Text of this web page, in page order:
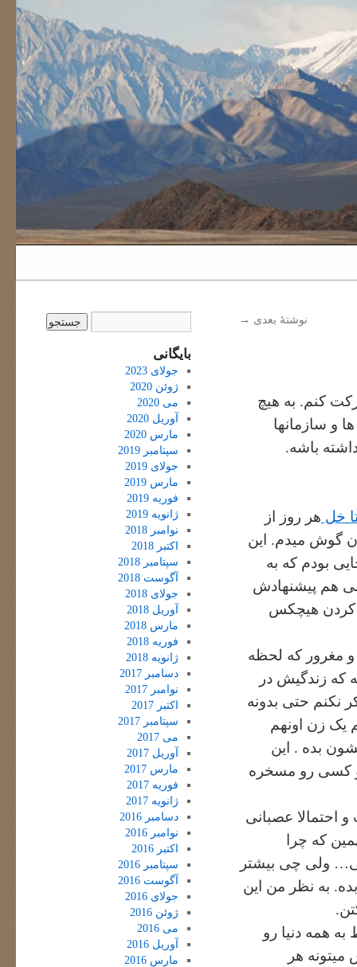
نوشتهٔ بعدی →
کنم. به هیچ
و سازمانها
باشه.
خل هر روز از
گوش میدم. این
بودم که به
هم پیشنهادش
کردن هیچکس
و مغرور که لحظه
که زندگیش در
نکنم حتی بدونه
یک زن اونهم
بده . این
و کسی رو مسخره
احتمالا عصبانی
که چرا
ولی چی بیشتر
به نظر من این
همه دنیا رو
هر
بایگانی
جولای 2023
ژوئن 2020
می 2020
آوریل 2020
مارس 2020
سپتامبر 2019
جولای 2019
مارس 2019
فوریه 2019
ژانویه 2019
نوامبر 2018
اکتبر 2018
سپتامبر 2018
آگوست 2018
جولای 2018
آوریل 2018
مارس 2018
فوریه 2018
ژانویه 2018
دسامبر 2017
نوامبر 2017
اکتبر 2017
سپتامبر 2017
می 2017
آوریل 2017
مارس 2017
فوریه 2017
ژانویه 2017
دسامبر 2016
نوامبر 2016
اکتبر 2016
سپتامبر 2016
آگوست 2016
جولای 2016
ژوئن 2016
می 2016
آوریل 2016
مارس 2016